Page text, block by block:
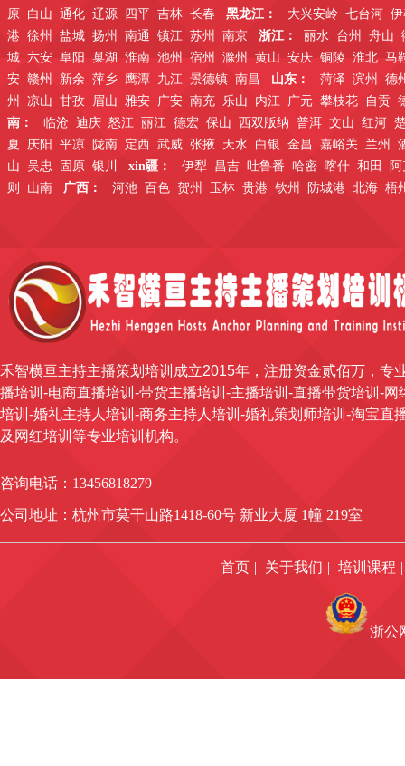
原
白山 通化 辽源 四平 吉林 长春 黑龙江： 大兴安岭 七台河
港 徐州 盐城 扬州 南通 镇江 苏州 南京 浙江： 丽水 台州 舟山
城 六安 阜阳 巢湖 淮南 池州 宿州 滁州 黄山 安庆 铜陵 淮北 马
安 赣州 新余 萍乡 鹰潭 九江 景德镇 南昌 山东： 菏泽 滨州
德
州
凉山 甘孜 眉山 雅安 广安 南充 乐山 内江 广元 攀枝花 自贡
南： 临沧 迪庆 怒江 丽江 德宏 保山 西双版纳 普洱 文山 红河
夏
庆阳 平凉 陇南 定西 武威 张掖 天水 白银 金昌 嘉峪关 兰州
山 吴忠 固原 银川 xin疆： 伊犁 昌吉 吐鲁番 哈密 喀什 和田
则
山南 广西： 河池 百色 贺州 玉林 贵港 钦州 防城港 北海 梧
禾智横亘主持主播策划培训成立2015年，注册资金贰佰万，专
播培训-电商直播培训-带货主播培训-主播培训-直播带货培训-网
培训-婚礼主持人培训-商务主持人培训-婚礼策划师培训-淘宝直
及网红培训等专业培训机构。
咨询电话：13456818279
公司地址：杭州市莫干山路1418-60号 新业大厦 1幢 219室
首页 | 关于我们 | 培训课程 |
浙公